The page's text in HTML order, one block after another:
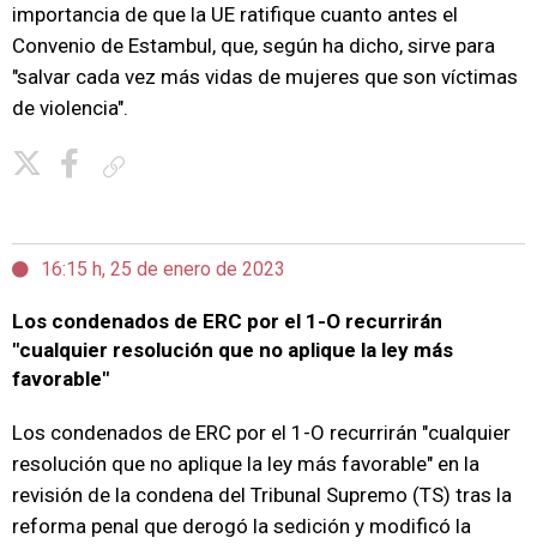
importancia de que la UE ratifique cuanto antes el
Convenio de Estambul, que, según ha dicho, sirve para
"salvar cada vez más vidas de mujeres que son víctimas
de violencia".
16:15 h, 25 de enero de 2023
Los condenados de ERC por el 1-O recurrirán
"cualquier resolución que no aplique la ley más
favorable"
Los condenados de ERC por el 1-O recurrirán "cualquier
resolución que no aplique la ley más favorable" en la
revisión de la condena del Tribunal Supremo (TS) tras la
reforma penal que derogó la sedición y modificó la